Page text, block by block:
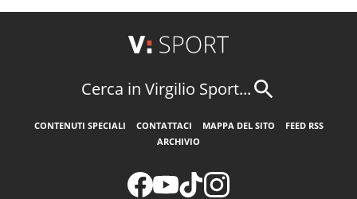
Cerca in Virgilio Sport...
CONTENUTI SPECIALI CONTATTACI MAPPA DEL SITO
FEED RSS
ARCHIVIO